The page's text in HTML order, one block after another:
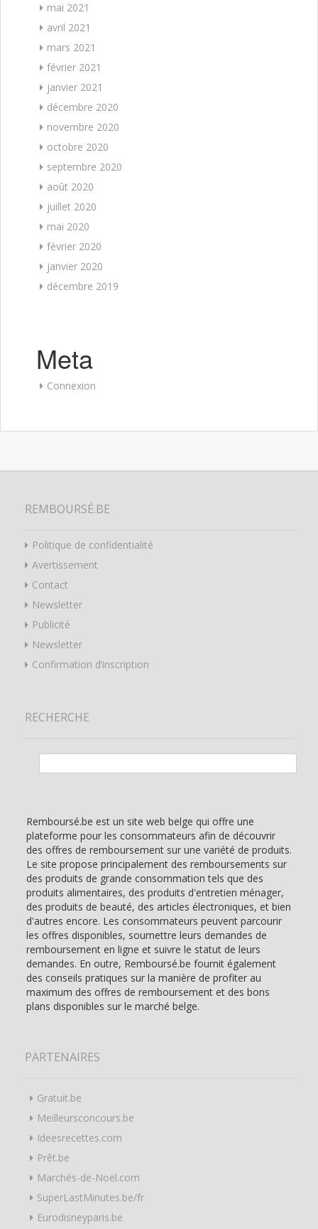
mai 2021
avril 2021
mars 2021
février 2021
janvier 2021
décembre 2020
novembre 2020
octobre 2020
septembre 2020
août 2020
juillet 2020
mai 2020
février 2020
janvier 2020
décembre 2019
Meta
Connexion
REMBOURSÉ.BE
Politique de confidentialité
Avertissement
Contact
Newsletter
Publicité
Newsletter
Confirmation d’inscription
RECHERCHE
Remboursé.be est un site web belge qui offre une
plateforme pour les consommateurs afin de découvrir
des offres de remboursement sur une variété de produits.
Le site propose principalement des remboursements sur
des produits de grande consommation tels que des
produits alimentaires, des produits d'entretien ménager,
des produits de beauté, des articles électroniques, et bien
d'autres encore. Les consommateurs peuvent parcourir
les offres disponibles, soumettre leurs demandes de
remboursement en ligne et suivre le statut de leurs
demandes. En outre, Remboursé.be fournit également
des conseils pratiques sur la manière de profiter au
maximum des offres de remboursement et des bons
plans disponibles sur le marché belge.
PARTENAIRES
Gratuit.be
Meilleursconcours.be
Ideesrecettes.com
Prêt.be
Marchés-de-Noël.com
SuperLastMinutes.be/fr
Eurodisneyparis.be